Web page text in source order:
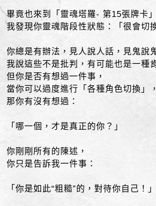
畢竟也來到「靈魂塔羅- 第15張牌卡
我發現你靈魂階段性狀態：「很會切
你總是有辦法，見人說人話，見鬼說
我說這些不是批判，有可能也是一種
但你是否有想過一件事，
當你可以過度進行「各種角色切換」
那你有沒有想過：
「哪一個，才是真正的你？」
你剛剛所有的陳述，
你只是告訴我一件事：
「你是如此“粗糙”的，對待你自己！